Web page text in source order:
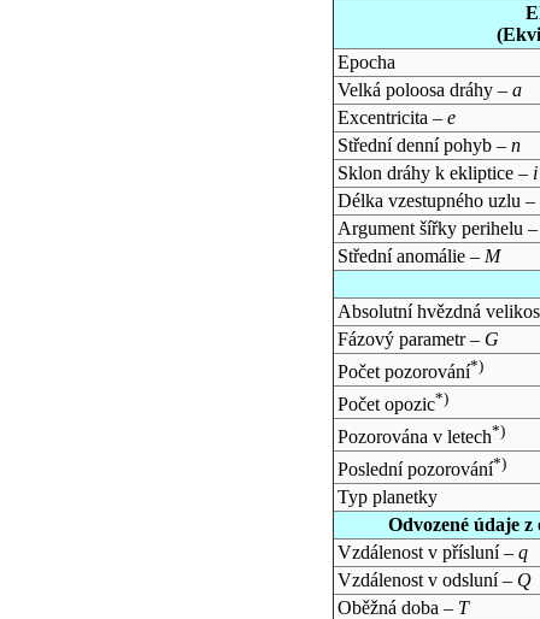
Epocha
Velká poloosa dráhy – a
Excentricita – e
Střední denní pohyb – n
Sklon dráhy k ekliptice – i
Délka vzestupného uzlu –
Argument šířky perihelu
Střední anomálie – M
Absolutní hvězdná
Fázový parametr – G
Počet pozorování*)
Počet opozic*)
Pozorována v letech*)
Poslední pozorování*)
Typ planetky
Odvozené údaje
Vzdálenost v přísluní – q
Vzdálenost v odsluní – Q
Oběžná doba – T